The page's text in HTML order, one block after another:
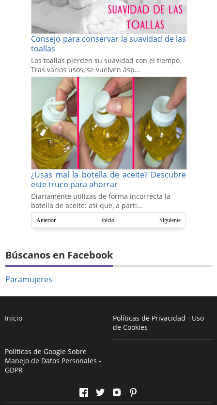
Consejo para conservar la suavidad de las
toallas
Las toallas pierden su suavidad con el tiempo.
Tras varios usos, se vuelven ásp...
¿Usas mal la botella de aceite? Descubre
este truco para ahorrar
Diariamente utilizas de forma incorrecta la
botella de aceite: así que, a parti...
Anterior Siguiente
Inicio
Búscanos en Facebook
Paramujeres
Inicio
Políticas de Privacidad - Uso
de Cookies
Políticas de Google Sobre
Manejo de Datos Personales -
GDPR